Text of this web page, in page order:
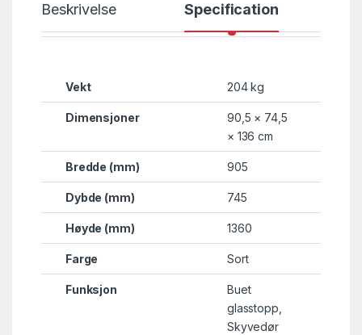
Beskrivelse Specification
Vekt 204 kg
Dimensjoner
90,5 × 74,5
× 136 cm
Bredde (mm) 905
Dybde (mm) 745
Høyde (mm) 1360
Farge Sort
Funksjon
Buet
glasstopp,
Skyvedør